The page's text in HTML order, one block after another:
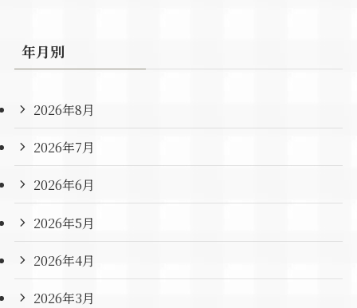
年月別
2026年8月
2026年7月
2026年6月
2026年5月
2026年4月
2026年3月